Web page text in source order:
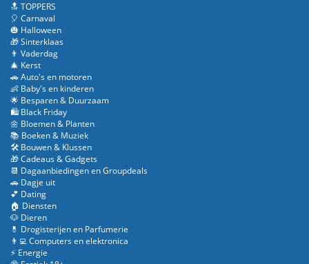
🔝 TOPPERS
🎈 Carnaval
🎃 Halloween
🎁 Sinterklaas
👨 Vaderdag
🎄 Kerst
🚗 Auto's en motoren
👶 Baby's en kinderen
🌟 Besparen & Duurzaam
🛍️ Black Friday
🌼 Bloemen & Planten
📚 Boeken & Muziek
🛠️ Bouwen & Klussen
🎁 Cadeaus & Gadgets
📆 Dagaanbiedingen en Groupdeals
🚗 Dagje uit
💕 Dating
🏠 Diensten
🐶 Dieren
💊 Drogisterijen en Parfumerie
👨‍💻 Computers en elektronica
⚡ Energie